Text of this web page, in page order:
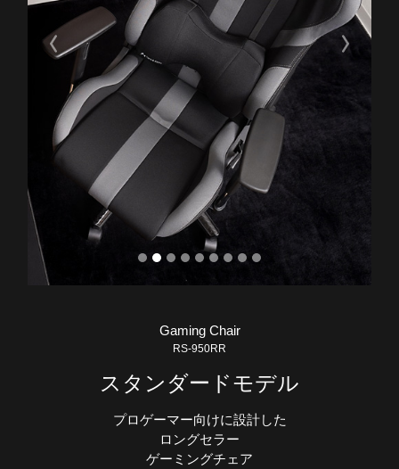
Previous Next
Gaming Chair
RS-950RR
スタンダードモデル
プロゲーマー向けに設計した
ロングセラー
ゲーミングチェア